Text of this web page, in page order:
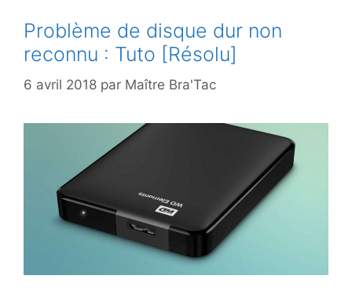
Problème de disque dur non
reconnu : Tuto [Résolu]
6 avril 2018 par Maître Bra'Tac